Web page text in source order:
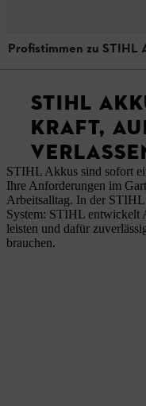
STIHL Technologie
STIHL
KRAFT,
STIHL Akkus sind sofort
Ihre Anforderungen im
Arbeitsalltag. In der
System: STIHL entwickelt
leisten und dafür
brauchen.
Profistimmen zu STIHL
Welche STIHL
STIHL Akkusysteme
Der Schnell-Check:
brauchen Sie?